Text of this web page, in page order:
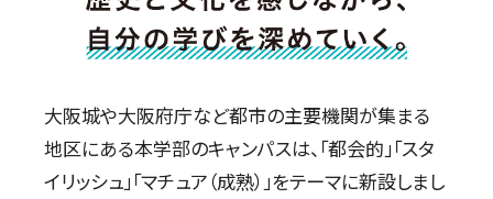
大阪城や大阪府庁など都市の主要機関が集まる
地区にある本学部のキャンパスは、 「都会的」「スタ
イリッシュ」「マチュア（成熟）」をテーマに新設しまし